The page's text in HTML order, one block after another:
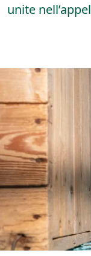
unite